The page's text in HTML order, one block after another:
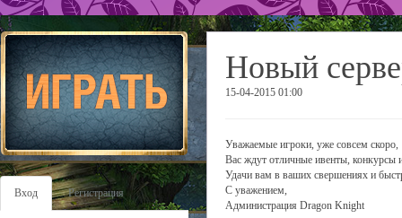
Вход Регистрация
Новый
15-04-2015 01:00
Уважаемые игроки, уже совсем
Вас ждут отличные ивенты, конкурсы
Удачи вам в ваших свершениях и
С уважением,
Администрация Dragon Knight